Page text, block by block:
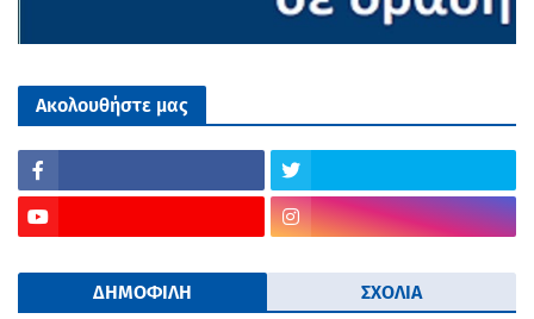
Ακολουθήστε μας
ΔΗΜΟΦΙΛΗ ΣΧΟΛΙΑ